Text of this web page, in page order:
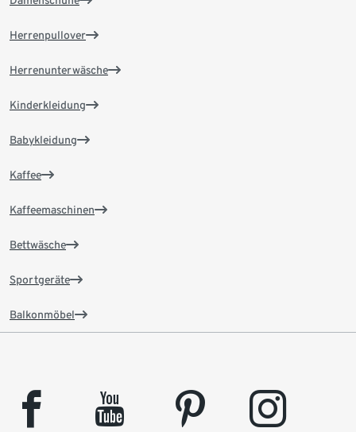
Herrenpullover
Herrenunterwäsche
Kinderkleidung
Babykleidung
Kaffee
Kaffeemaschinen
Bettwäsche
Sportgeräte
Balkonmöbel
facebook youtube pinterest instagram